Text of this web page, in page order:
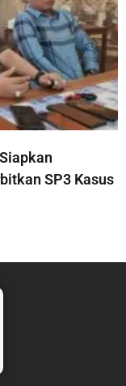
SP3 Kasus